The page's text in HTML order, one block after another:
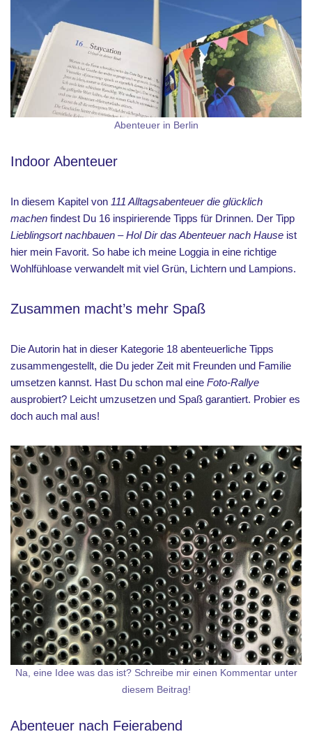
Abenteuer in Berlin
Indoor Abenteuer
In diesem Kapitel von 111 Alltagsabenteuer die glücklich
machen findest Du 16 inspirierende Tipps für Drinnen. Der Tipp
Lieblingsort nachbauen – Hol Dir das Abenteuer nach Hause ist
hier mein Favorit. So habe ich meine Loggia in eine richtige
Wohlfühloase verwandelt mit viel Grün, Lichtern und Lampions.
Zusammen macht’s mehr Spaß
Die Autorin hat in dieser Kategorie 18 abenteuerliche Tipps
zusammengestellt, die Du jeder Zeit mit Freunden und Familie
umsetzen kannst. Hast Du schon mal eine Foto-Rallye
ausprobiert? Leicht umzusetzen und Spaß garantiert. Probier es
doch auch mal aus!
Na, eine Idee was das ist? Schreibe mir einen Kommentar unter
diesem Beitrag!
Abenteuer nach Feierabend